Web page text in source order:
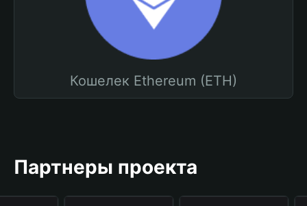
Кошелек Ethereum (ETH)
Партнеры проекта